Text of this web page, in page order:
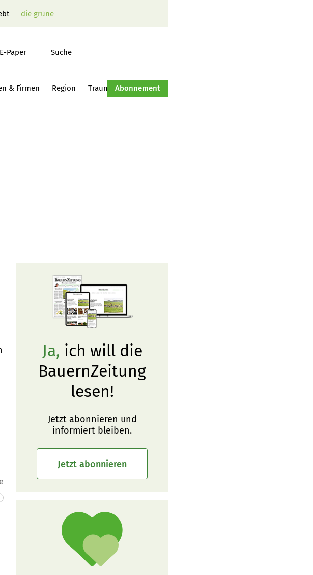
die grüne
E-Paper Suche
& Firmen Region Traumtraktor Hof-Management
Abonnement
Ja, ich will die
BauernZeitung
lesen!
Jetzt abonnieren und
informiert bleiben.
Jetzt abonnieren